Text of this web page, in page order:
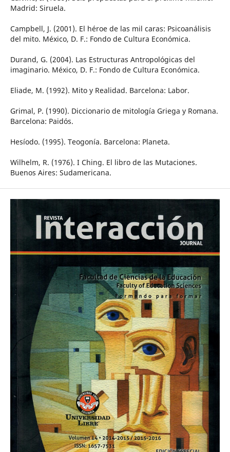
Madrid: Siruela.
Campbell, J. (2001). El héroe de las mil caras: Psicoanálisis
del mito. México, D. F.: Fondo de Cultura Económica.
Durand, G. (2004). Las Estructuras Antropológicas del
imaginario. México, D. F.: Fondo de Cultura Económica.
Eliade, M. (1992). Mito y Realidad. Barcelona: Labor.
Grimal, P. (1990). Diccionario de mitología Griega y Romana.
Barcelona: Paidós.
Hesíodo. (1995). Teogonía. Barcelona: Planeta.
Wilhelm, R. (1976). I Ching. El libro de las Mutaciones.
Buenos Aires: Sudamericana.